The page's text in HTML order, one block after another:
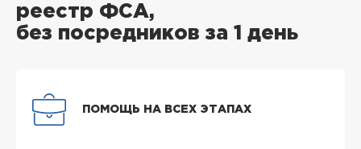
реестр ФСА,
без посредников за 1 день
ПОМОЩЬ НА ВСЕХ ЭТАПАХ